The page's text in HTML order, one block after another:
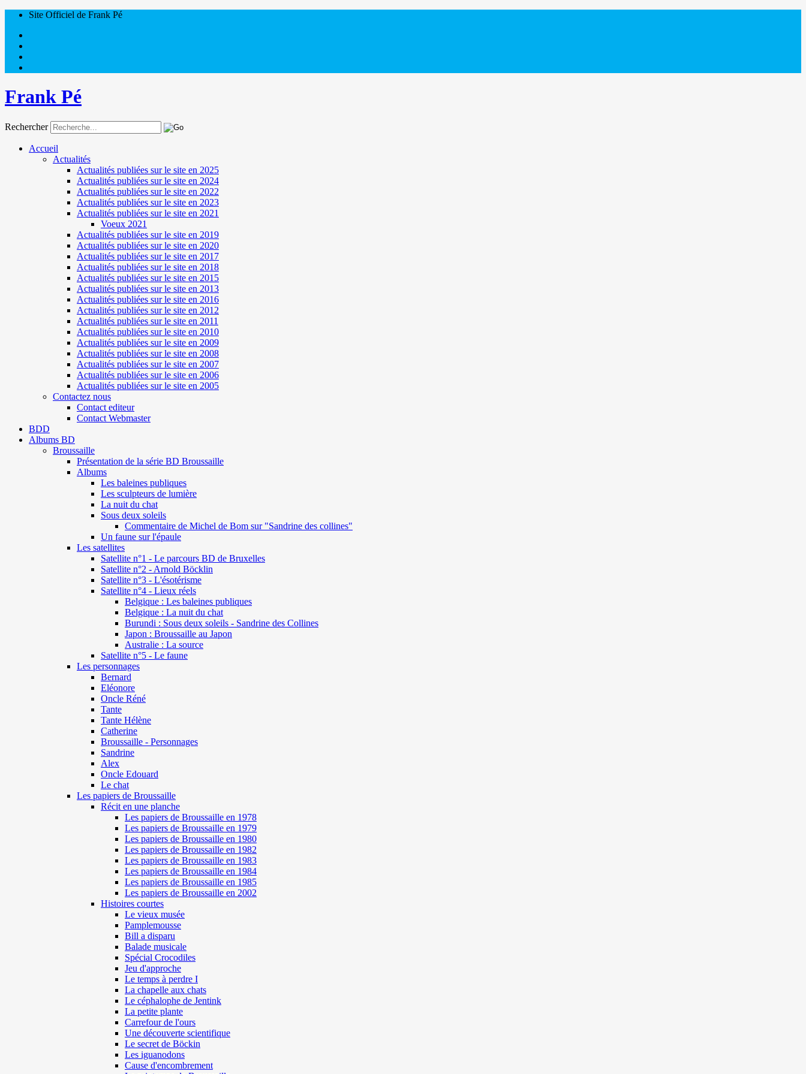
Site Officiel de Frank Pé
Frank Pé
Rechercher
Accueil
Actualités
Actualités publiées sur le site en 2025
Actualités publiées sur le site en 2024
Actualités publiées sur le site en 2022
Actualités publiées sur le site en 2023
Actualités publiées sur le site en 2021
Voeux 2021
Actualités publiées sur le site en 2019
Actualités publiées sur le site en 2020
Actualités publiées sur le site en 2017
Actualités publiées sur le site en 2018
Actualités publiées sur le site en 2015
Actualités publiées sur le site en 2013
Actualités publiées sur le site en 2016
Actualités publiées sur le site en 2012
Actualités publiées sur le site en 2011
Actualités publiées sur le site en 2010
Actualités publiées sur le site en 2009
Actualités publiées sur le site en 2008
Actualités publiées sur le site en 2007
Actualités publiées sur le site en 2006
Actualités publiées sur le site en 2005
Contactez nous
Contact editeur
Contact Webmaster
BDD
Albums BD
Broussaille
Présentation de la série BD Broussaille
Albums
Les baleines publiques
Les sculpteurs de lumière
La nuit du chat
Sous deux soleils
Commentaire de Michel de Bom sur "Sandrine des collines"
Un faune sur l'épaule
Les satellites
Satellite n°1 - Le parcours BD de Bruxelles
Satellite n°2 - Arnold Böcklin
Satellite n°3 - L'ésotérisme
Satellite n°4 - Lieux réels
Belgique : Les baleines publiques
Belgique : La nuit du chat
Burundi : Sous deux soleils - Sandrine des Collines
Japon : Broussaille au Japon
Australie : La source
Satellite n°5 - Le faune
Les personnages
Bernard
Eléonore
Oncle Réné
Tante
Tante Hélène
Catherine
Broussaille - Personnages
Sandrine
Alex
Oncle Edouard
Le chat
Les papiers de Broussaille
Récit en une planche
Les papiers de Broussaille en 1978
Les papiers de Broussaille en 1979
Les papiers de Broussaille en 1980
Les papiers de Broussaille en 1982
Les papiers de Broussaille en 1983
Les papiers de Broussaille en 1984
Les papiers de Broussaille en 1985
Les papiers de Broussaille en 2002
Histoires courtes
Le vieux musée
Pamplemousse
Bill a disparu
Balade musicale
Spécial Crocodiles
Jeu d'approche
Le temps à perdre I
La chapelle aux chats
Le céphalophe de Jentink
La petite plante
Carrefour de l'ours
Une découverte scientifique
Le secret de Böckin
Les iguanodons
Cause d'encombrement